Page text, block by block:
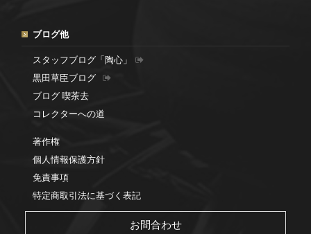
ブログ他
スタッフブログ「陶心」
黒田草臣ブログ
ブログ 喫茶去
コレクターへの道
著作権
個人情報保護方針
免責事項
特定商取引法に基づく表記
お問合わせ